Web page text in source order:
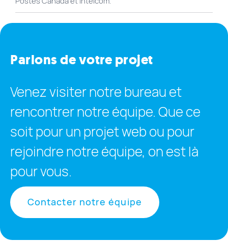
Parlons de votre projet
Venez visiter notre bureau et
rencontrer notre équipe. Que ce
soit pour un projet web ou pour
rejoindre notre équipe, on est là
pour vous.
Contacter notre équipe